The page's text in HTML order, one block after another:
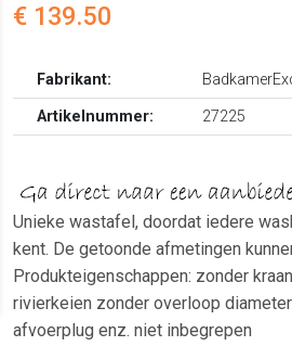
€ 139.50
Fabrikant:
Artikelnummer:
27225
Unieke wastafel, doordat iedere
kent. De getoonde afmetingen
Produkteigenschappen: zonder
rivierkeien zonder overloop
afvoerplug enz. niet inbegrepen